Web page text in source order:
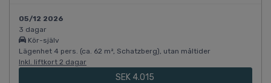
05/12 2026
3 dagar
Kör-själv
Lägenhet 4 pers. (ca. 62 m², Schatzberg), utan måltider
Inkl. liftkort 2 dagar
SEK 4.015